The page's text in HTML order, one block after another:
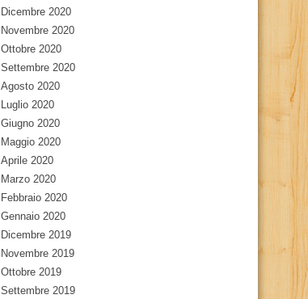
Dicembre 2020
Novembre 2020
Ottobre 2020
Settembre 2020
Agosto 2020
Luglio 2020
Giugno 2020
Maggio 2020
Aprile 2020
Marzo 2020
Febbraio 2020
Gennaio 2020
Dicembre 2019
Novembre 2019
Ottobre 2019
Settembre 2019